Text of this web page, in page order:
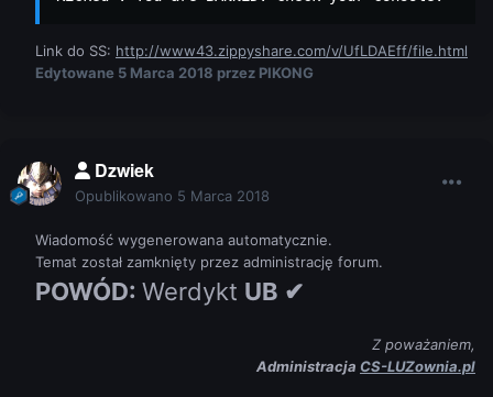
Link do SS: http://www43.zippyshare.com/v/UfLDAEff/file.html
Edytowane 5 Marca 2018 przez PIKONG
Dzwiek
Opublikowano 5 Marca 2018
Wiadomość wygenerowana automatycznie.
Temat został zamknięty przez administrację forum.
POWÓD: Werdykt UB ✔
Z poważaniem,
Administracja CS-LUZownia.pl